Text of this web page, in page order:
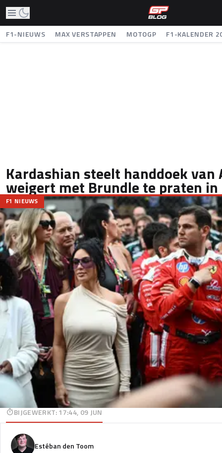
F1-NIEUWS MAX VERSTAPPEN MOTOGP F1-KALENDER
Kardashian steelt handdoek van
weigert met Brundle te praten in
F1 NIEUWS
BIJGEWERKT:17:44, 09 JUN
Estéban den Toom